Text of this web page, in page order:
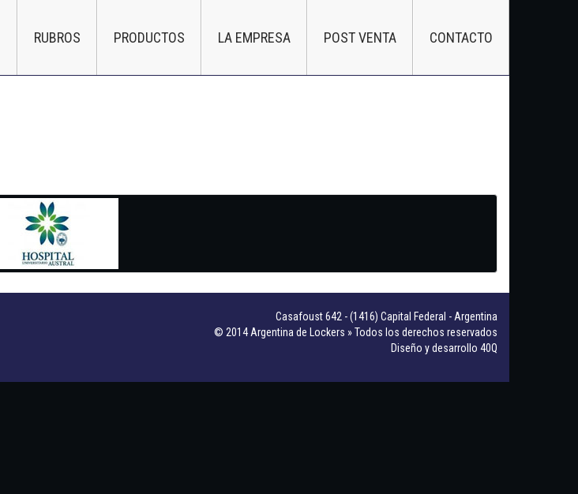
RUBROS PRODUCTOS LA EMPRESA POST VENTA CONTACTO
Casafoust 642 - (1416) Capital Federal - Argentina
© 2014 Argentina de Lockers » Todos los derechos reservados
Diseño y desarrollo 40Q